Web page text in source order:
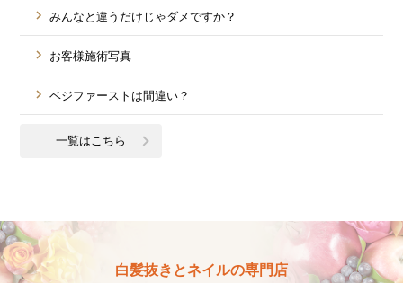
みんなと違うだけじゃダメですか？
お客様施術写真
ベジファーストは間違い？
一覧はこちら
白髪抜きとネイルの専門店